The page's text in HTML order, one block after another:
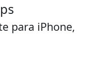
para iPhone,